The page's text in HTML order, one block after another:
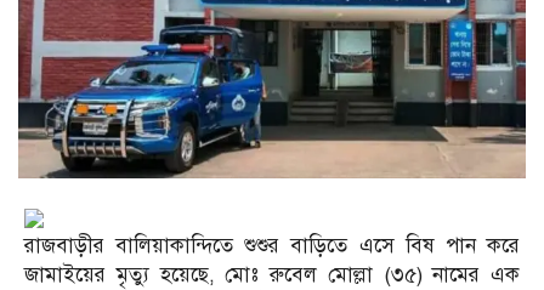
রাজবাড়ীর বালিয়াকান্দিতে শুশুর বাড়িতে এসে বিষ পান করে
জামাইয়ের মৃত্যু হয়েছে, মোঃ রুবেল মোল্লা (৩৫) নামের এক